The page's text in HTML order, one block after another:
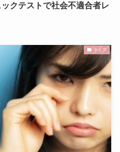
クテストで社会不適合者レ
ライフ